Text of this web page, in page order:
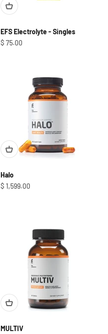
EFS Electrolyte - Singles
Precio de oferta
$ 75.00
Halo
Precio de oferta
$ 1,599.00
MULTIV